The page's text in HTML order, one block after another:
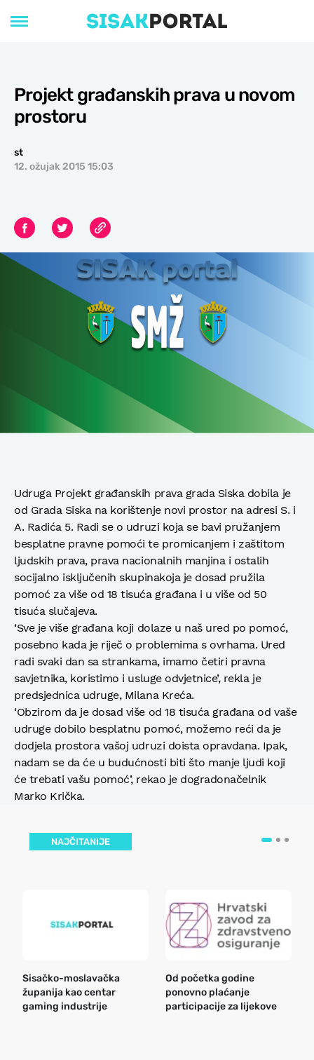
Projekt građanskih prava u novom
prostoru
st
12. ožujak 2015 15:03
Udruga Projekt građanskih prava grada Siska dobila je
od Grada Siska na korištenje novi prostor na adresi S. i
A. Radića 5. Radi se o udruzi koja se bavi pružanjem
besplatne pravne pomoći te promicanjem i zaštitom
ljudskih prava, prava nacionalnih manjina i ostalih
socijalno isključenih skupinakoja je dosad pružila
pomoć za više od 18 tisuća građana i u više od 50
tisuća slučajeva.
‘Sve je više građana koji dolaze u naš ured po pomoć,
posebno kada je riječ o problemima s ovrhama. Ured
radi svaki dan sa strankama, imamo četiri pravna
savjetnika, koristimo i usluge odvjetnice’, rekla je
predsjednica udruge, Milana Kreća.
‘Obzirom da je dosad više od 18 tisuća građana od vaše
udruge dobilo besplatnu pomoć, možemo reći da je
dodjela prostora vašoj udruzi doista opravdana. Ipak,
nadam se da će u budućnosti biti što manje ljudi koji
će trebati vašu pomoć’, rekao je dogradonačelnik
Marko Krička.
NAJČITANIJE
Sisačko-moslavačka
županija kao centar
gaming industrije
Od početka godine
ponovno plaćanje
participacije za lijekove